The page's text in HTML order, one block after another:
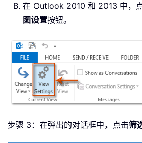
在 Outlook 2010 和 2013 中，
图设置按钮。
步骤 3：在弹出的对话框中，点击筛